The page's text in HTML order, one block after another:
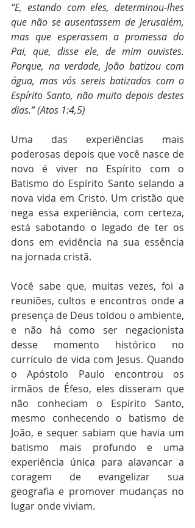
“E, estando com eles, determinou-lhes
que não se ausentassem de Jerusalém,
mas que esperassem a promessa do
Pai, que, disse ele, de mim ouvistes.
Porque, na verdade, João batizou com
água, mas vós sereis batizados com o
Espírito Santo, não muito depois destes
dias.” (Atos 1:4,5)
Uma das experiências mais
poderosas depois que você nasce de
novo é viver no Espírito com o
Batismo do Espírito Santo selando a
nova vida em Cristo. Um cristão que
nega essa experiência, com certeza,
está sabotando o legado de ter os
dons em evidência na sua essência
na jornada cristã.
Você sabe que, muitas vezes, foi a
reuniões, cultos e encontros onde a
presença de Deus toldou o ambiente,
e não há como ser negacionista
desse momento histórico no
currículo de vida com Jesus. Quando
o Apóstolo Paulo encontrou os
irmãos de Éfeso, eles disseram que
não conheciam o Espírito Santo,
mesmo conhecendo o batismo de
João, e sequer sabiam que havia um
batismo mais profundo e uma
experiência única para alavancar a
coragem de evangelizar sua
geografia e promover mudanças no
lugar onde viviam.